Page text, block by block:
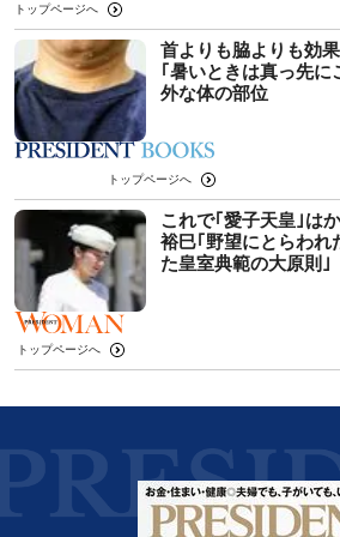
トップページへ
首よりも脇よりも効
｢暑いときは真っ先
外な体の部位
トップページへ
これで｢愛子天皇｣は
裕巳｢野望にとらわれ
た皇室典範の大原則｣
トップページへ